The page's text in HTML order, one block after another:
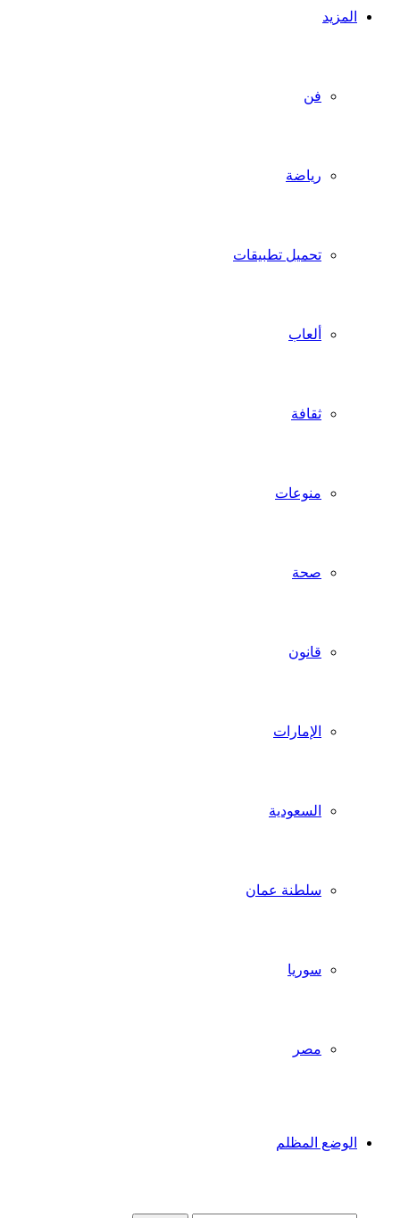
المزيد
فن
رياضة
تحميل تطبيقات
ألعاب
ثقافة
منوعات
صحة
قانون
الإمارات
السعودية
سلطنة عمان
سوريا
مصر
الوضع المظلم